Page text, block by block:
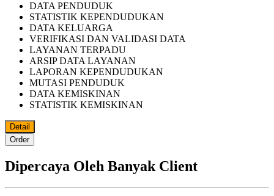
DATA PENDUDUK
STATISTIK KEPENDUDUKAN
DATA KELUARGA
VERIFIKASI DAN VALIDASI DATA
LAYANAN TERPADU
ARSIP DATA LAYANAN
LAPORAN KEPENDUDUKAN
MUTASI PENDUDUK
DATA KEMISKINAN
STATISTIK KEMISKINAN
Detail
Order
Dipercaya Oleh Banyak Client